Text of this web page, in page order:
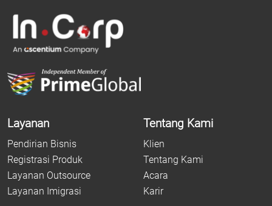
Layanan
Pendirian Bisnis
Registrasi Produk
Layanan Outsource
Layanan Imigrasi
Tentang Kami
Klien
Tentang Kami
Acara
Karir